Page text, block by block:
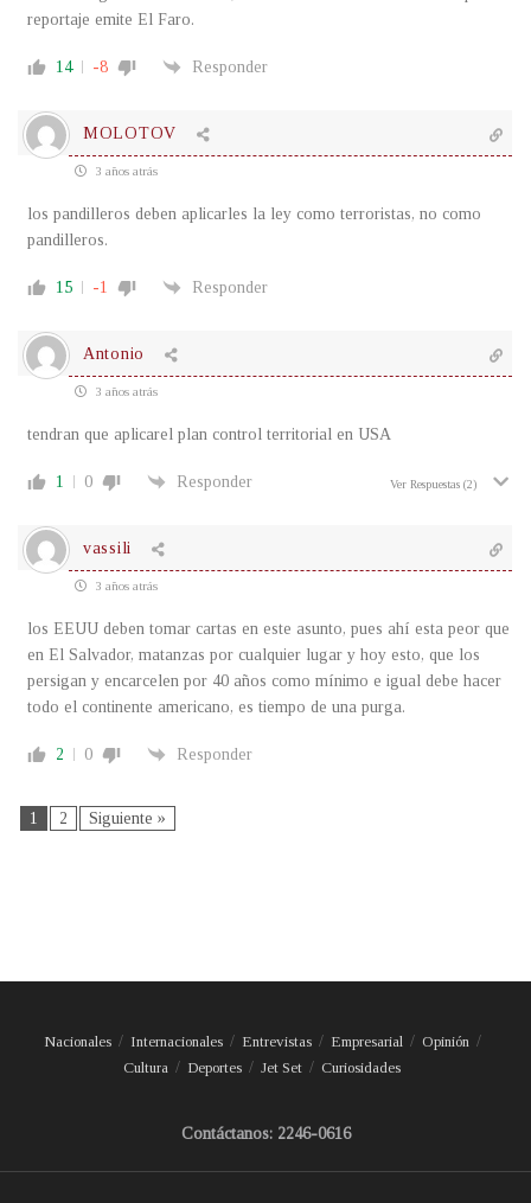
reportaje emite El Faro.
14 -8 Responder
MOLOTOV
3 años atrás
los pandilleros deben aplicarles la ley como terroristas, no como
pandilleros.
15 -1 Responder
Antonio
3 años atrás
tendran que aplicarel plan control territorial en USA
1 0 Responder Ver Respuestas (2)
vassili
3 años atrás
los EEUU deben tomar cartas en este asunto, pues ahí esta peor que
en El Salvador, matanzas por cualquier lugar y hoy esto, que los
persigan y encarcelen por 40 años como mínimo e igual debe hacer
todo el continente americano, es tiempo de una purga.
2 0 Responder
1 2 Siguiente »
Nacionales Internacionales Entrevistas Empresarial
Opinión
Cultura
Deportes Jet Set Curiosidades
Contáctanos: 2246-0616